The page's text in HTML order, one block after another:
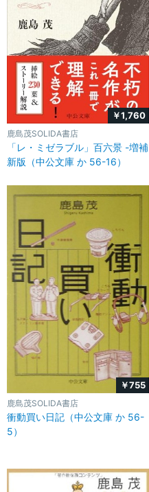
￥1,760
鹿島茂SOLIDA書店
「レ・ミゼラブル」百六景 -増補
新版（中公文庫 か 56-16）
￥755
鹿島茂SOLIDA書店
衝動買い日記（中公文庫 か 56-
5）